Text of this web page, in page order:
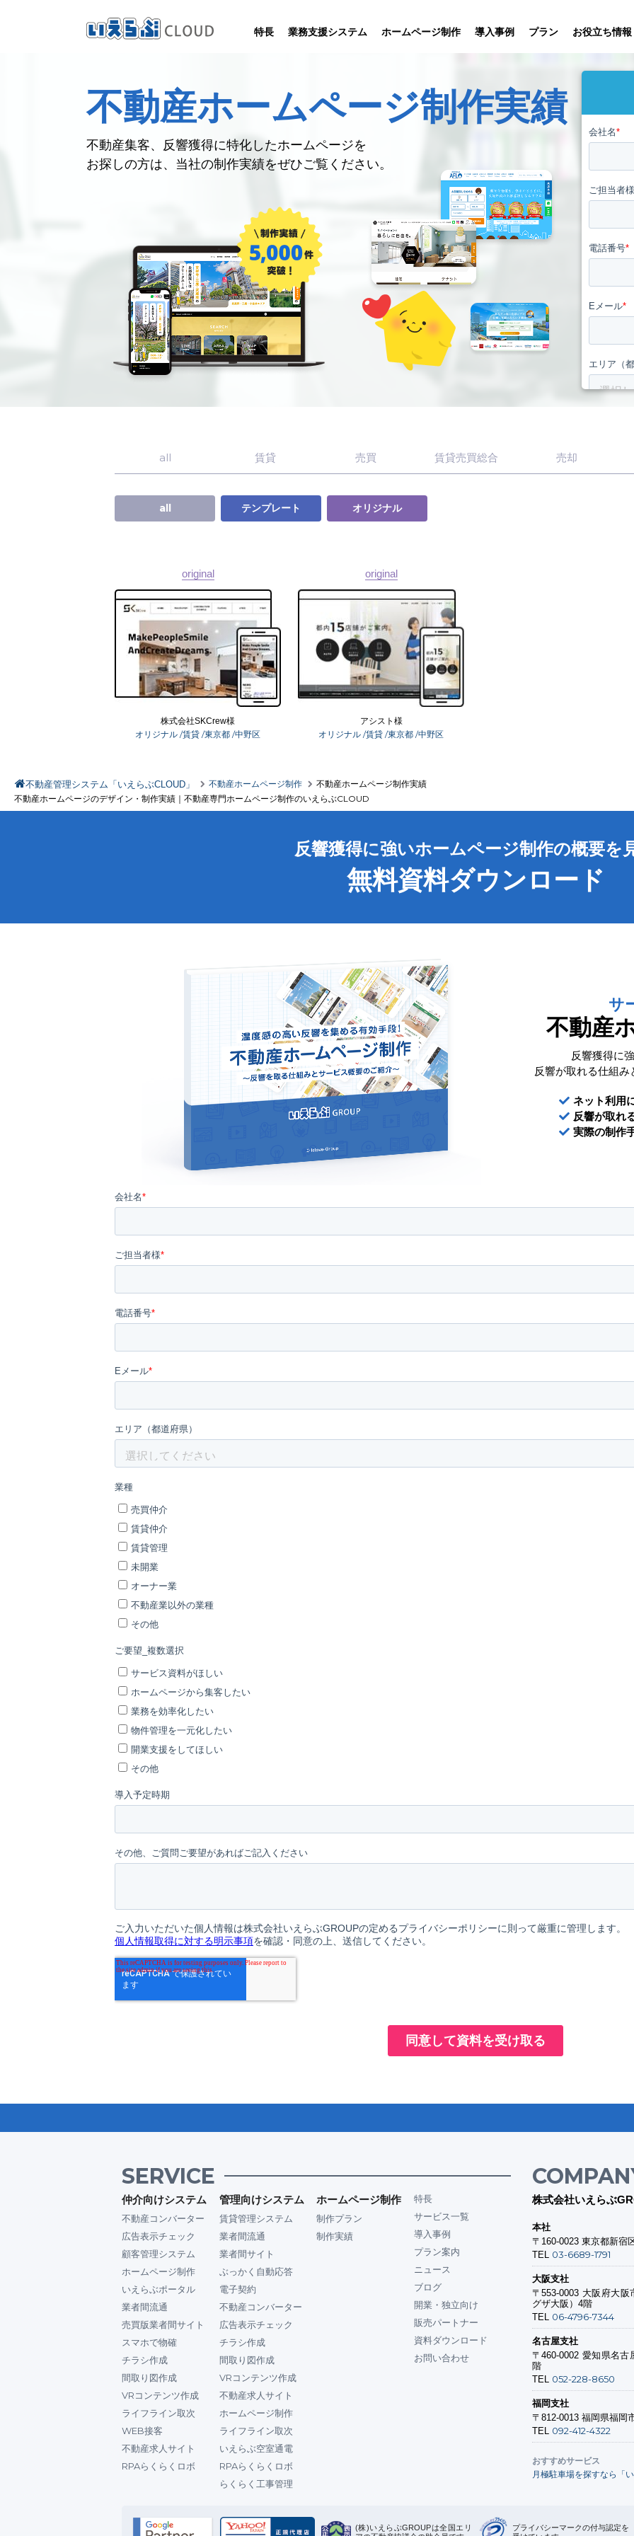
特長 業務支援システム
SYSTEM
いえらぶCLOUDは不動産業務を
幅広く支援しています。
賃貸仲介
業務向け機能
売買仲介
業務向け機能 業務向け機
ホームページ制作
HOMEPAGE
いえらぶは集客用ホームページを
不動産業に特化して制作しています。
ホームページ
制作について
プラン紹介･
導入事例
PERFORMANCE
いえらぶCLOUDを実際にご利用の
お客様の声と制作実績のご紹介です。
ユーザーインタビュー
プラン お役立ち情報
INFORMATION
いえらぶCLOUDや不動産業界に関する
ニュース･ノウハウをお伝えします。
ニュース一覧 お役立ちブログ
不動産ホームページ制作実績
不動産集客、反響獲得に特化したホームページを
お探しの方は、 当社の制作実績をぜひご覧ください。
all 賃貸 売買 賃貸売買総合 売却
all テンプレート オリジナル
original
株式会社SKCrew様
オリジナル /賃貸 /東京都 /中野区
original
アシスト様
オリジナル /賃貸 /東京都 /中野区
不動産管理システム「いえらぶCLOUD」 不動産ホームページ制作 不動産ホームページ制作実績
不動産ホームページのデザイン・制作実績｜不動産専門ホームページ制作のいえらぶCLOUD
反響獲得に強いホームページ制作の概要を
無料資料ダウンロード
サ
不動産
反響獲得に
反響が取れる仕組
ネット利用
反響が取れ
実際の制作
SERVICE
仲介向けシステム
不動産コンバーター
広告表示チェック
顧客管理システム
ホームページ制作
いえらぶポータル
業者間流通
売買版業者間サイト
スマホで物確
チラシ作成
間取り図作成
VRコンテンツ作成
ライフライン取次
WEB接客
不動産求人サイト
RPAらくらくロボ
管理向けシステム
賃貸管理システム
業者間流通
業者間サイト
ぶっかく自動応答
電子契約
不動産コンバーター
広告表示チェック
チラシ作成
間取り図作成
VRコンテンツ作成
不動産求人サイト
ホームページ制作
ライフライン取次
いえらぶ空室通電
RPAらくらくロボ
らくらく工事管理
ホームページ制作
制作プラン
制作実績
特長
サービス一覧
導入事例
プラン案内
ニュース
ブログ
開業・独立向け
販売パートナー
資料ダウンロード
お問い合わせ
株式会社いえらぶ
本社
〒160-0023 東京都新宿
TEL 03-6689-1791
大阪支社
〒553-0003 大阪府大阪
グザ大阪）4階
TEL 06-4796-7344
名古屋支社
〒460-0002 愛知県名古
階
TEL 052-228-8650
福岡支社
〒812-0013 福岡県福岡
TEL 092-412-4322
おすすめサービス
月極駐車場を探すなら「
(株)いえらぶGROUPは全国エリ
プライバシーマークの付与認定を